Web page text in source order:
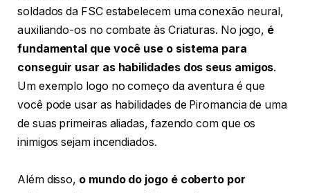
soldados da FSC estabelecem uma conexão neural,
auxiliando-os no combate às Criaturas. No jogo, é
fundamental que você use o sistema para
conseguir usar as habilidades dos seus amigos.
Um exemplo logo no começo da aventura é que
você pode usar as habilidades de Piromancia de uma
de suas primeiras aliadas, fazendo com que os
inimigos sejam incendiados.
Além disso, o mundo do jogo é coberto por